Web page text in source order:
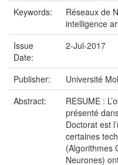
Keywords:
Réseaux de
intelligence
Issue
Date:
2-Jul-2017
Publisher:
Université
Abstract:
RESUME :
présenté
Doctorat est
certaines
(Algorithmes
Neurones)